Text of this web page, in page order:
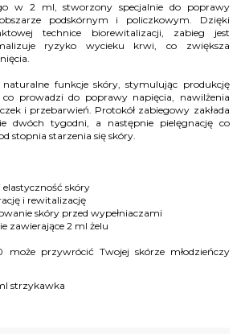
w 2 ml, stworzony specjalnie do poprawy
podskórnym i policzkowym. Dzięki
technice biorewitalizacji, zabieg jest
ryzyko wycieku krwi, co zwiększa
funkcje skóry, stymulując produkcję
prowadzi do poprawy napięcia, nawilżenia
i przebarwień. Protokół zabiegowy zakłada
dwóch tygodni, a następnie pielęgnację co
stopnia starzenia się skóry.
skóry
i rewitalizację
skóry przed wypełniaczami
zawierające 2 ml żelu
przywrócić Twojej skórze młodzieńczy
strzykawka